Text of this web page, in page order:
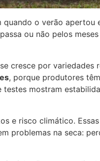
o verão apertou
ou não pelos
cresce por variedades
, porque produtores
mostram
e risco climático.
problemas na seca: